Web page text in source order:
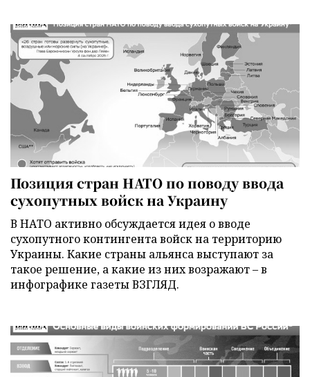
Позиция стран НАТО по поводу ввода
сухопутных войск на Украину
В НАТО активно обсуждается идея о вводе
сухопутного контингента войск на территорию
Украины. Какие страны альянса выступают за
такое решение, а какие из них возражают – в
инфографике газеты ВЗГЛЯД.